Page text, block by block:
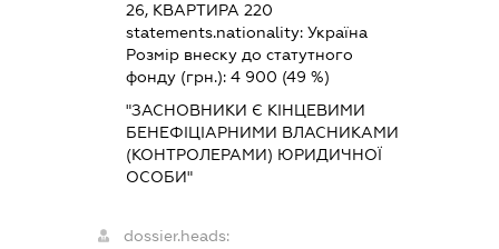
26, КВАРТИРА 220
statements.nationality: Україна
Розмір внеску до статутного
фонду (грн.): 4 900 (49 %)
"ЗАСНОВНИКИ Є КІНЦЕВИМИ
БЕНЕФІЦІАРНИМИ ВЛАСНИКАМИ
(КОНТРОЛЕРАМИ) ЮРИДИЧНОЇ
ОСОБИ"
dossier.heads: